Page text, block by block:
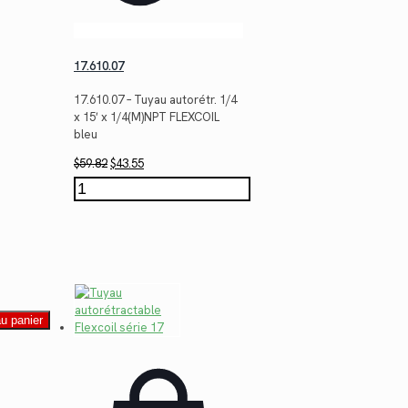
17.610.07
17.610.07 – Tuyau autorétr. 1/4
x 15′ x 1/4(M)NPT FLEXCOIL
bleu
$59.82Le
prix
initial
$43.55Le
prix
actuel
quantité
de
panier